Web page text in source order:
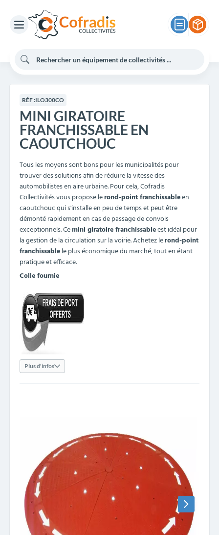
RÉF :ILO300CO
MINI GIRATOIRE
FRANCHISSABLE EN
CAOUTCHOUC
Tous les moyens sont bons pour les municipalités pour
trouver des solutions afin de réduire la vitesse des
automobilistes en aire urbaine. Pour cela, Cofradis
Collectivités vous propose lerond-point franchissableen
caoutchouc qui s'installe en peu de temps et peut être
démonté rapidement en cas de passage de convois
exceptionnels. Cemini giratoire franchissableest idéal pour
la gestion de la circulation sur la voirie. Achetez lerond-point
franchissablele plus économique du marché, tout en étant
pratique et efficace.
Colle fournie
Plus d'infos